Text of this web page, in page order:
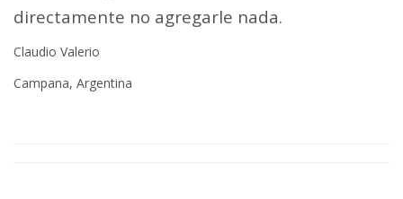
directamente no agregarle nada.
Claudio Valerio
Campana, Argentina